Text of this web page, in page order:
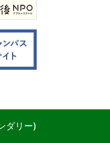
ダリー)